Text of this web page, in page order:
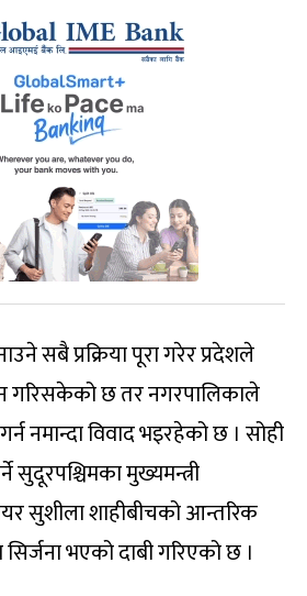
सबै प्रक्रिया पूरा गरेर प्रदेशले
गरिसकेको छ तर नगरपालिकाले
नमान्दा विवाद भइरहेको छ । सोही
सुदूरपश्चिमका मुख्यमन्त्री
सुशीला शाहीबीचको आन्तरिक
भएको दाबी गरिएको छ ।